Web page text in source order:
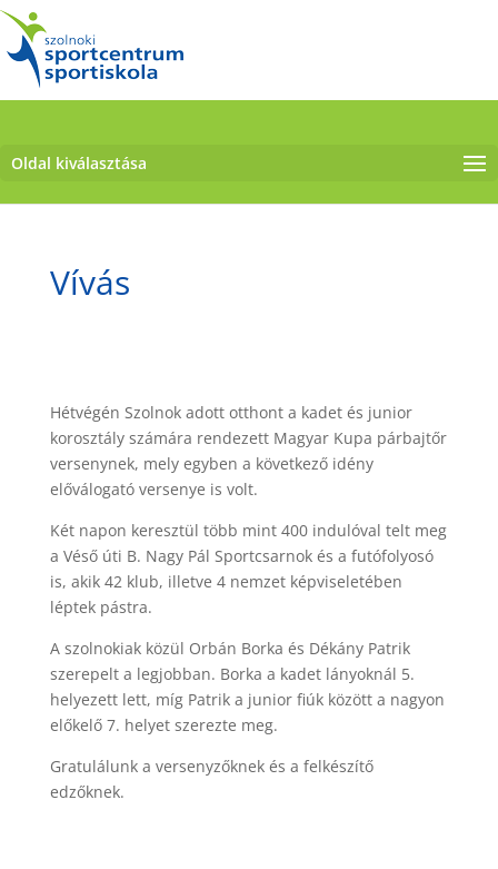
Oldal kiválasztása
Vívás
Hétvégén Szolnok adott otthont a kadet és junior
korosztály számára rendezett Magyar Kupa párbajtőr
versenynek, mely egyben a következő idény
előválogató versenye is volt.
Két napon keresztül több mint 400 indulóval telt meg
a Véső úti B. Nagy Pál Sportcsarnok és a futófolyosó
is, akik 42 klub, illetve 4 nemzet képviseletében
léptek pástra.
A szolnokiak közül Orbán Borka és Dékány Patrik
szerepelt a legjobban. Borka a kadet lányoknál 5.
helyezett lett, míg Patrik a junior fiúk között a nagyon
előkelő 7. helyet szerezte meg.
Gratulálunk a versenyzőknek és a felkészítő
edzőknek.